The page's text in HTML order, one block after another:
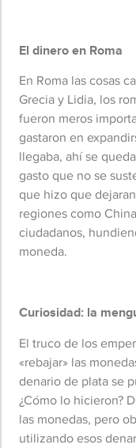
El dinero en Roma
En Roma las cosas
Grecia y Lidia, los
fueron meros
gastaron en
llegaba, ahí se
gasto que no se
que hizo que
regiones como
ciudadanos,
moneda.
Curiosidad: la
El truco de los
«rebajar» las
denario de plata se
¿Cómo lo hicieron?
las monedas, pero
utilizando esos